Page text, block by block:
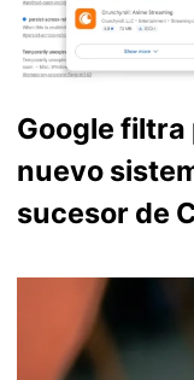
Google filtra
nuevo
sucesor de